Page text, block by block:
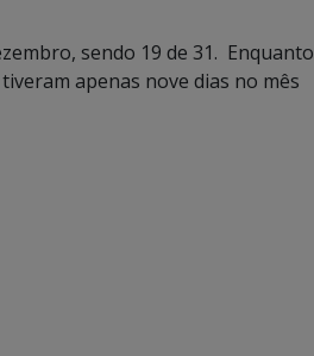
sendo 19 de 31. Enquanto
apenas nove dias no mês